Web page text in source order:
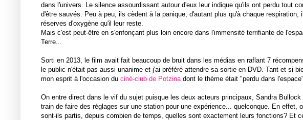
dans l'univers. Le silence assourdissant autour d'eux leur indique qu'ils ont perdu tout
d'être sauvés. Peu à peu, ils cèdent à la panique, d'autant plus qu'à chaque
réserves d'oxygène qu'il leur reste.
Mais c'est peut-être en s'enfonçant plus loin encore dans l'immensité terrifiante de
Terre...
Sorti en 2013, le film avait fait beaucoup de bruit dans les médias en raflant 7
le public n'était pas aussi unanime et j'ai préféré attendre sa sortie en DVD. Tant et si
mon esprit à l'occasion du ciné-club de Potzina dont le thème était "perdu dans l'espace".
On entre direct dans le vif du sujet puisque les deux acteurs principaux, Sandra
train de faire des réglages sur une station pour une expérience... quelconque. En effet,
sont-ils partis, depuis combien de temps, quelles sont exactement leurs fonctions? Et